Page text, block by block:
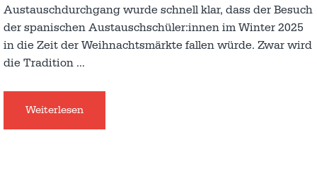
Austauschdurchgang wurde schnell klar, dass der Besuch
der spanischen Austauschschüler:innen im Winter 2025
in die Zeit der Weihnachtsmärkte fallen würde. Zwar wird
die Tradition …
Weiterlesen